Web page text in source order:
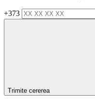
+373
Trimite cererea